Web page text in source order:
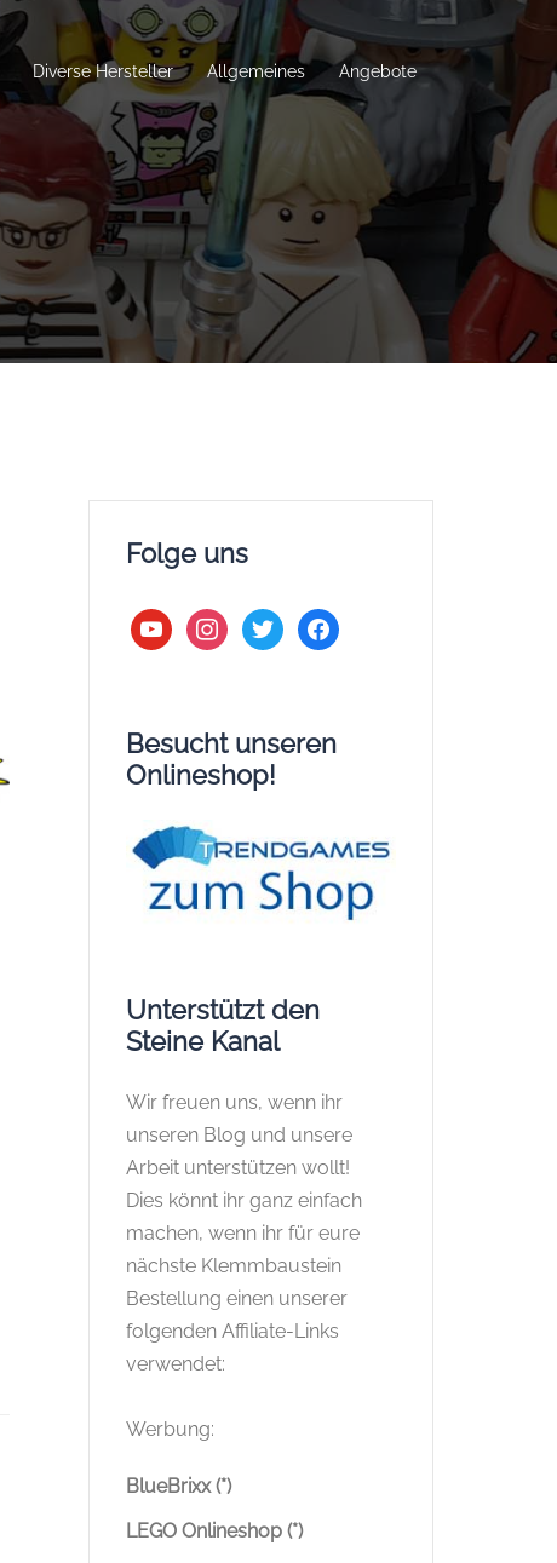
Diverse Hersteller Allgemeines Angebote
Folge uns
youtubeinstagram
twitter facebook
Besucht unseren
Onlineshop!
Unterstützt den
Steine Kanal
Wir freuen uns, wenn ihr
unseren Blog und unsere
Arbeit unterstützen wollt!
Dies könnt ihr ganz einfach
machen, wenn ihr für eure
nächste Klemmbaustein
Bestellung einen unserer
folgenden Affiliate-Links
verwendet:
Werbung:
BlueBrixx (*)
LEGO Onlineshop (*)